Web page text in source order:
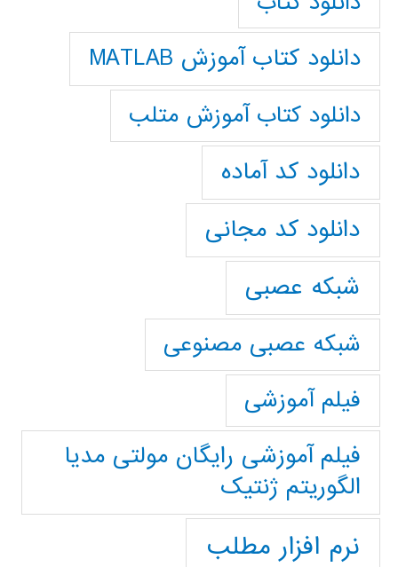
دانلود کتاب آموزش MATLAB
دانلود کتاب آموزش متلب
دانلود کد آماده
دانلود کد مجانی
شبکه عصبی
شبکه عصبی مصنوعی
فیلم آموزشی
فیلم آموزشی رایگان مولتی مدیا
الگوریتم ژنتیک
نرم افزار مطلب